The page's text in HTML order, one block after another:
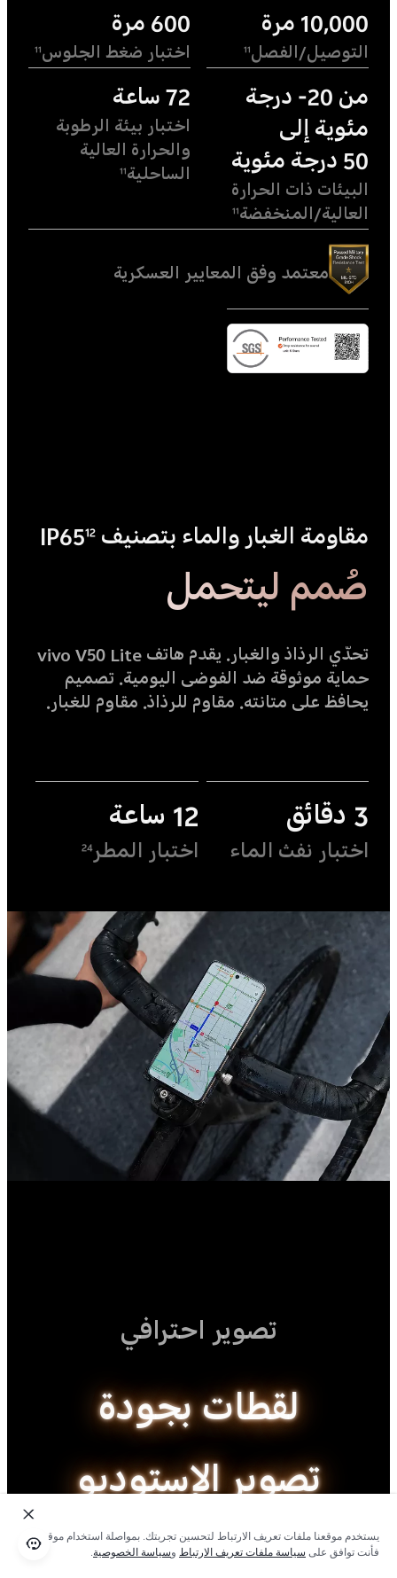
10,000 مرة
التوصيل/الفصل11
600 مرة
اختبار ضغط الجلوس11
من 20- درجة
مئوية إلى
50 درجة مئوية
البيئات ذات الحرارة
العالية/المنخفضة11
72 ساعة
اختبار بيئة الرطوبة
والحرارة العالية
الساحلية11
معتمد وفق المعايير العسكرية
مقاومة الغبار والماء بتصنيف IP65 12
صُمم ليتحمل
تحدّي الرذاذ والغبار. يقدم هاتف vivo V50 Lite
حماية موثوقة ضد الفوضى اليومية. تصميم
يحافظ على متانته. مقاوم للرذاذ. مقاوم للغبار.
3 دقائق
اختبار نفث الماء
12 ساعة
اختبار المطر24
تصوير احترافي
لقطات بجودة
تصوير الإستوديو
يستخدم موقعنا ملفات تعريف الارتباط لتحسين تجربتك. بمواصلة استخدام موقعنا؛
فأنت توافق على سياسة ملفات تعريف الارتباط وسياسة الخصوصية.